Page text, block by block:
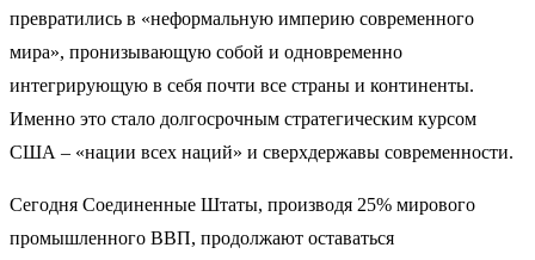
превратились в «неформальную империю современного
мира», пронизывающую собой и одновременно
интегрирующую в себя почти все страны и континенты.
Именно это стало долгосрочным стратегическим курсом
США – «нации всех наций» и сверхдержавы современности.
Сегодня Соединенные Штаты, производя 25% мирового
промышленного ВВП, продолжают оставаться